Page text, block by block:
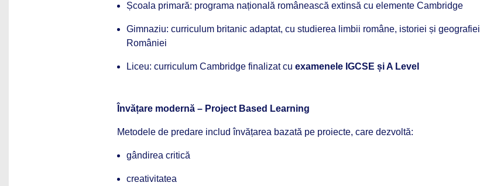
Școala primară: programa națională românească extinsă cu elemente Cambridge
Gimnaziu: curriculum britanic adaptat, cu studierea limbii române, istoriei și geografiei
României
Liceu: curriculum Cambridge finalizat cu examenele IGCSE și A Level
Învățare modernă – Project Based Learning
Metodele de predare includ învățarea bazată pe proiecte, care dezvoltă:
gândirea critică
creativitatea